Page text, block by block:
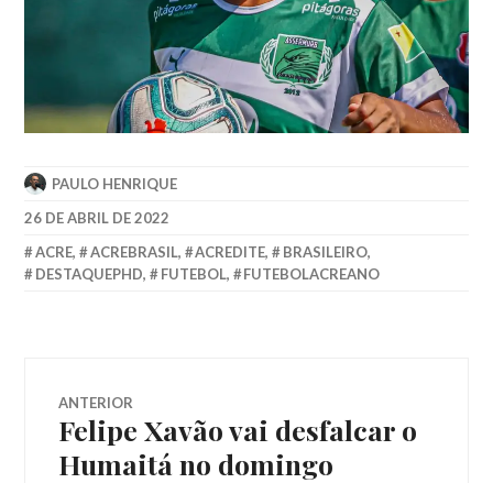
PAULO HENRIQUE
26 DE ABRIL DE 2022
ACRE, ACREBRASIL, ACREDITE, BRASILEIRO,
DESTAQUEPHD, FUTEBOL, FUTEBOLACREANO
ANTERIOR
Felipe Xavão vai desfalcar o
Humaitá no domingo